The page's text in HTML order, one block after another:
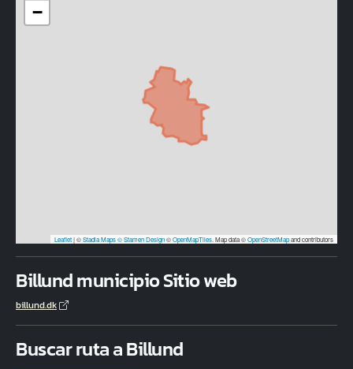
−
Leaflet|©Stadia Maps© Stamen Design©OpenMapTiles. Map data ©OpenStreetMapand contributors
Billund municipio Sitio web
billund.dk
Buscar ruta a Billund